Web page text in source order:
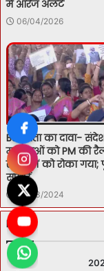
में ऑरेंज अलर्ट
06/04/2026
BJP नेता का दावा-
महिलाओं को PM की
रहीं बसों को रोका
सफाई
06/03/2024
Polls